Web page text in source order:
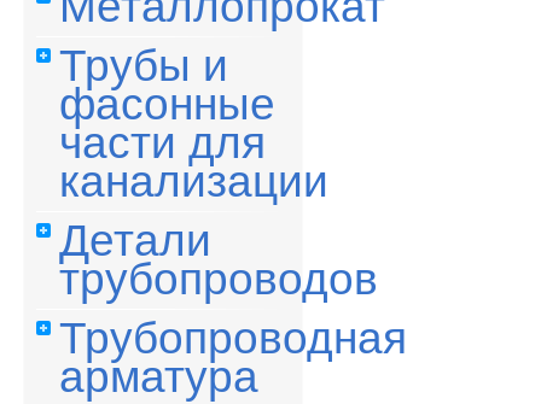
Трубы и
фасонные
части для
канализации
Детали
трубопроводов
Трубопроводная
арматура